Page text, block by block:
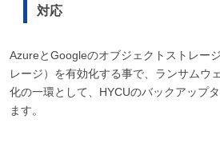
対応
AzureとGoogleのオブジェクトストレー
レージ）を有効化する事で、ランサムウ
化の一環として、HYCUのバックアップ
ます。